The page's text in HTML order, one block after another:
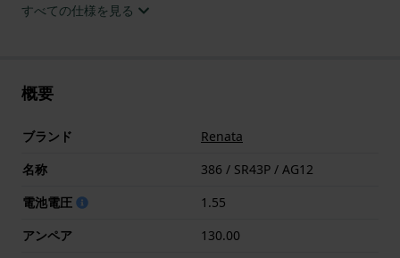
すべての仕様を見る
概要
ブランド
Renata
名称
386 / SR43P / AG12
電池電圧
1.55
アンペア
130.00